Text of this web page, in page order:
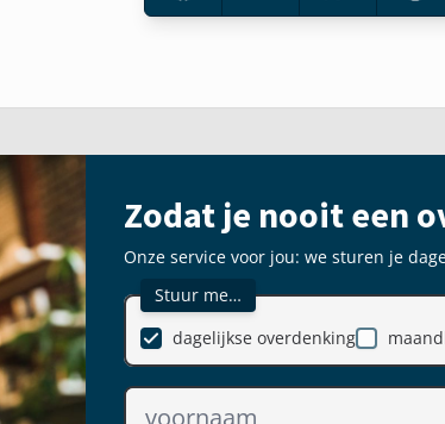
Zodat je nooit een
Onze service voor jou: we sturen je
Stuur me…
dagelijkse overdenking